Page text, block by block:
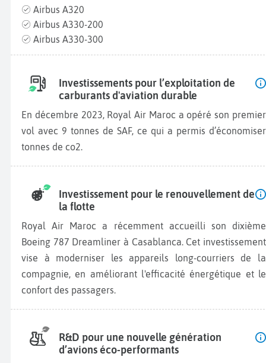
Airbus A320
Airbus A330-200
Airbus A330-300
Investissements pour l’exploitation de
carburants d'aviation durable
En décembre 2023, Royal Air Maroc a opéré son premier
vol avec 9 tonnes de SAF, ce qui a permis d’économiser
tonnes de co2.
Investissement pour le renouvellement de
la flotte
Royal Air Maroc a récemment accueilli son dixième
Boeing 787 Dreamliner à Casablanca. Cet investissement
vise à moderniser les appareils long-courriers de la
compagnie, en améliorant l'efficacité énergétique et le
confort des passagers.
R&D pour une nouvelle génération
d’avions éco-performants